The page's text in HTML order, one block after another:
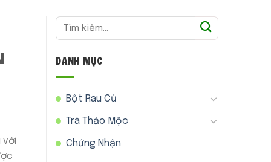
với
Tìm
kiếm:
DANH MỤC
Bột Rau Củ
Trà Thảo Mộc
Chứng Nhận